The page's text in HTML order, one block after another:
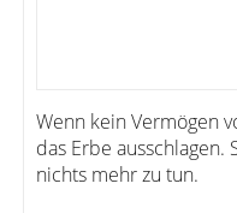
Wenn kein Vermögen
das Erbe ausschlagen.
nichts mehr zu tun.